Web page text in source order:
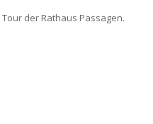
der Rathaus Passagen.